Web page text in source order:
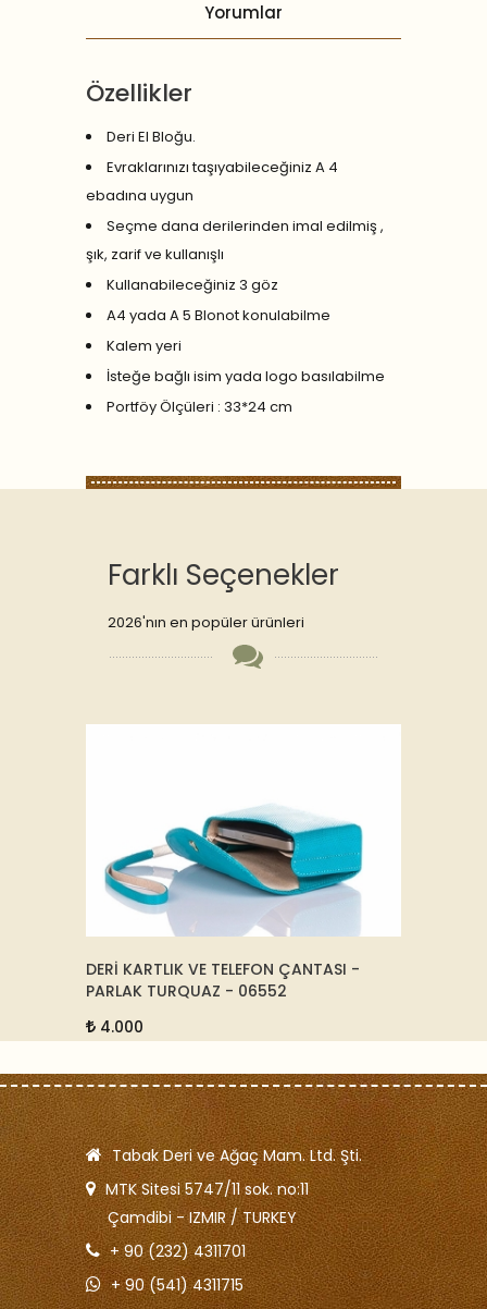
Yorumlar
Özellikler
Deri El Bloğu.
Evraklarınızı taşıyabileceğiniz A 4
ebadına uygun
Seçme dana derilerinden imal edilmiş ,
şık, zarif ve kullanışlı
Kullanabileceğiniz 3 göz
A4 yada A 5 Blonot konulabilme
Kalem yeri
İsteğe bağlı isim yada logo basılabilme
Portföy Ölçüleri : 33*24 cm
Farklı Seçenekler
2026'nın en popüler ürünleri
DERİ KARTLIK VE TELEFON ÇANTASI -
PARLAK TURQUAZ - 06552
4.000
Tabak Deri ve Ağaç Mam. Ltd. Şti.
MTK Sitesi 5747/11 sok. no:11
Çamdibi - IZMIR / TURKEY
+ 90 (232) 4311701
+ 90 (541) 4311715